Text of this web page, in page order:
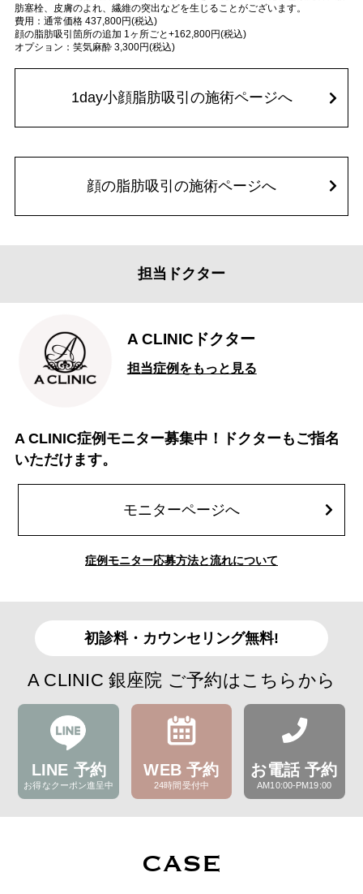
肪塞栓、皮膚のよれ、繊維の突出などを生じることがございます。
費用：通常価格 437,800円(税込)
顔の脂肪吸引箇所の追加 1ヶ所ごと+162,800円(税込)
オプション：笑気麻酔 3,300円(税込)
1day小顔脂肪吸引の施術ページへ
顔の脂肪吸引の施術ページへ
担当ドクター
A CLINICドクター
担当症例をもっと見る
A CLINIC症例モニター募集中！ドクターもご指名
いただけます。
モニターページへ
症例モニター応募方法と流れについて
初診料・カウンセリング無料!
A CLINIC 銀座院 ご予約はこちらから
LINE 予約
お得なクーポン進呈中
WEB 予約
24時間受付中
お電話 予約
AM10:00-PM19:00
CASE